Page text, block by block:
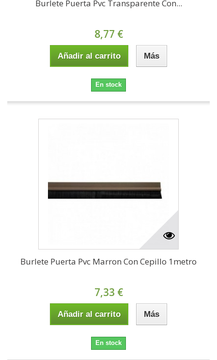
Burlete Puerta Pvc Transparente Con...
8,77 €
Añadir al carrito Más
En stock
Burlete Puerta Pvc Marron Con Cepillo 1metro
7,33 €
Añadir al carrito Más
En stock